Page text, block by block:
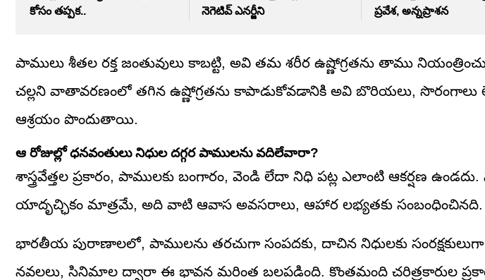
కోసం తప్పక..
నెగెటివ్ ఎనర్జీని
ప్రవేశ, అన్నప్రాశన
పాములు శీతల రక్త జంతువులు కాబట్టి, అవి తమ శరీర ఉష్ణోగ్రతను తాము
చల్లని వాతావరణంలో తగిన ఉష్ణోగ్రతను కాపాడుకోవడానికి అవి బొరియలు, సొరంగాలు
ఆశ్రయం పొందుతాయి.
ఆ రోజుల్లో ధనవంతులు నిధుల దగ్గర పాములను వదిలేవారా?
శాస్త్రవేత్తల ప్రకారం, పాములకు బంగారం, వెండి లేదా నిధి పట్ల ఎలాంటి ఆకర్షణ
యాదృచ్ఛికం మాత్రమే, అది వాటి ఆవాస అవసరాలు, ఆహార లభ్యతకు సంబంధించినది.
భారతీయ పురాణాలలో, పాములను తరచుగా సంపదకు, దాచిన నిధులకు సంరక్షకులుగా
నవలలు, సినిమాల ద్వారా ఈ భావన మరింత బలపడింది. కొంతమంది చరిత్రకారుల